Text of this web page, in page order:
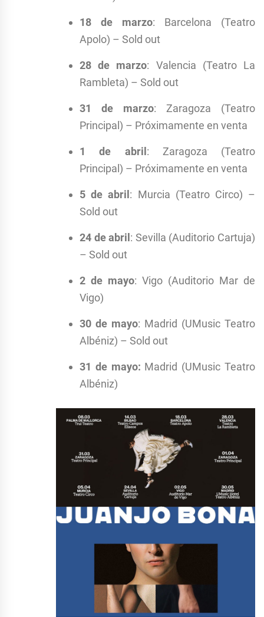
18 de marzo: Barcelona (Teatro
Apolo) – Sold out
28 de marzo: Valencia (Teatro La
Rambleta) – Sold out
31 de marzo: Zaragoza (Teatro
Principal) – Próximamente en venta
1 de abril : Zaragoza (Teatro
Principal) – Próximamente en venta
5 de abril : Murcia (Teatro Circo) –
Sold out
24 de abril : Sevilla (Auditorio Cartuja)
– Sold out
2 de mayo: Vigo (Auditorio Mar de
Vigo)
30 de mayo: Madrid (UMusic Teatro
Albéniz) – Sold out
31 de mayo: Madrid (UMusic Teatro
Albéniz)